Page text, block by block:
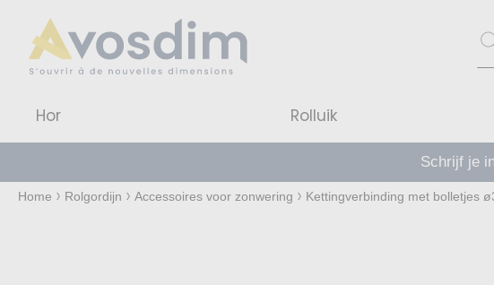
Hor Rolluik
Schrijf je
Home Rolgordijn Accessoires voor zonwering Kettingverbinding met bolletjes